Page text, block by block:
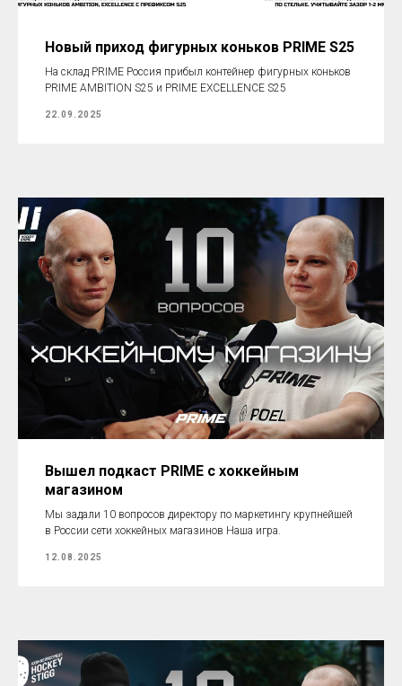
Новый приход фигурных коньков PRIME S25
На склад PRIME Россия прибыл контейнер фигурных коньков
PRIME AMBITION S25 и PRIME EXCELLENCE S25
22.09.2025
Вышел подкаст PRIME с хоккейным
магазином
Мы задали 10 вопросов директору по маркетингу крупнейшей
в России сети хоккейных магазинов Наша игра.
12.08.2025